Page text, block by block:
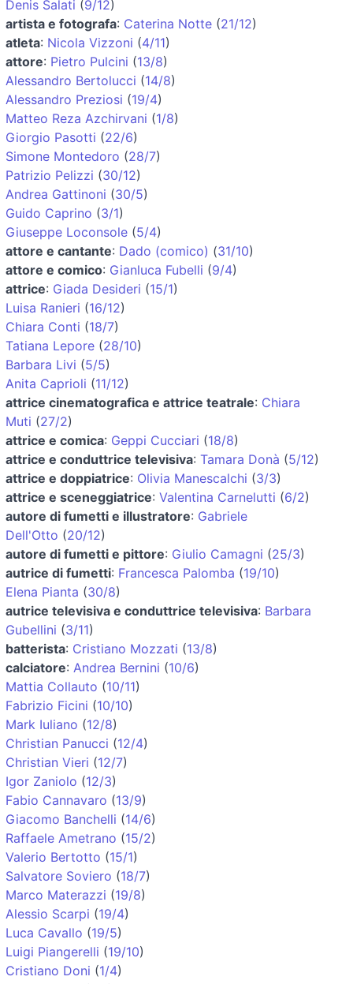
Denis Salati (9/12)
artista e fotografa: Caterina Notte (21/12)
atleta: Nicola Vizzoni (4/11)
attore: Pietro Pulcini (13/8)
Alessandro Bertolucci (14/8)
Alessandro Preziosi (19/4)
Matteo Reza Azchirvani (1/8)
Giorgio Pasotti (22/6)
Simone Montedoro (28/7)
Patrizio Pelizzi (30/12)
Andrea Gattinoni (30/5)
Guido Caprino (3/1)
Giuseppe Loconsole (5/4)
attore e cantante: Dado (comico) (31/10)
attore e comico: Gianluca Fubelli (9/4)
attrice: Giada Desideri (15/1)
Luisa Ranieri (16/12)
Chiara Conti (18/7)
Tatiana Lepore (28/10)
Barbara Livi (5/5)
Anita Caprioli (11/12)
attrice cinematografica e attrice teatrale: Chiara
Muti (27/2)
attrice e comica: Geppi Cucciari (18/8)
attrice e conduttrice televisiva: Tamara Donà (5/12)
attrice e doppiatrice: Olivia Manescalchi (3/3)
attrice e sceneggiatrice: Valentina Carnelutti (6/2)
autore di fumetti e illustratore: Gabriele
Dell'Otto (20/12)
autore di fumetti e pittore: Giulio Camagni (25/3)
autrice di fumetti: Francesca Palomba (19/10)
Elena Pianta (30/8)
autrice televisiva e conduttrice televisiva: Barbara
Gubellini (3/11)
batterista: Cristiano Mozzati (13/8)
calciatore: Andrea Bernini (10/6)
Mattia Collauto (10/11)
Fabrizio Ficini (10/10)
Mark Iuliano (12/8)
Christian Panucci (12/4)
Christian Vieri (12/7)
Igor Zaniolo (12/3)
Fabio Cannavaro (13/9)
Giacomo Banchelli (14/6)
Raffaele Ametrano (15/2)
Valerio Bertotto (15/1)
Salvatore Soviero (18/7)
Marco Materazzi (19/8)
Alessio Scarpi (19/4)
Luca Cavallo (19/5)
Luigi Piangerelli (19/10)
Cristiano Doni (1/4)